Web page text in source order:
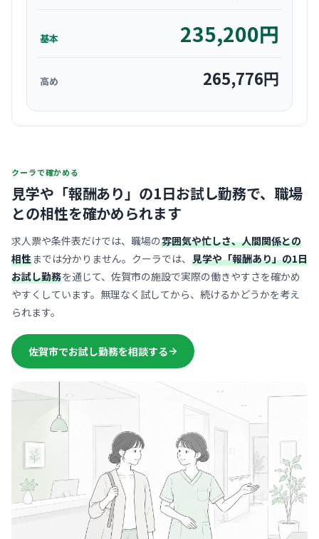
基本 235,200円
高め 265,776円
クーラで確かめる
見学や「報酬あり」の1日お試し勤務で、 職場
との相性を確かめられます
求人票や条件表だけでは、職場の雰囲気や忙しさ、人間関係との
相性までは分かりません。クーラでは、 見学や「報酬あり」の1日
お試し勤務を通じて、佐賀市の施設で実際の働きやすさを確かめ
やすくしています。無理なく試してから、続けるかどうかを考え
られます。
佐賀市でお試し勤務を相談する